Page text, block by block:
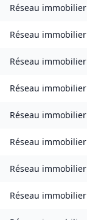
Réseau immobilier
Réseau immobilier
Réseau immobilier
Réseau immobilier
Réseau immobilier
Réseau immobilier
Réseau immobilier
Réseau immobilier